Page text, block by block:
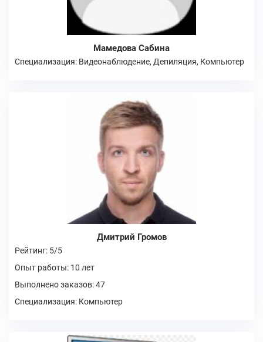
Мамедова Сабина
Специализация: Видеонаблюдение, Депиляция, Компьютер
Дмитрий Громов
Рейтинг: 5/5
Опыт работы: 10 лет
Выполнено заказов: 47
Специализация: Компьютер